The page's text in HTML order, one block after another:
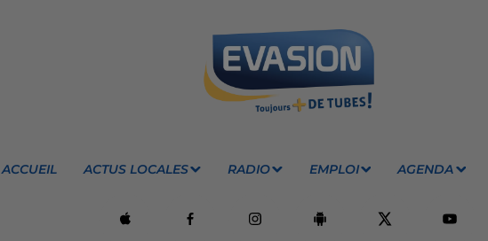
ACCUEIL ACTUS LOCALES RADIO EMPLOI AGENDA